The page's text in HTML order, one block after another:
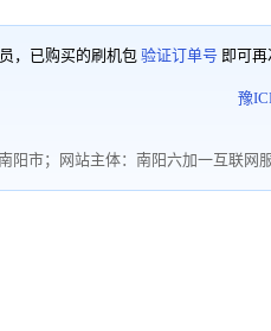
，已购买的刷机包 验证订单号 即可
豫
阳市；网站主体：南阳六加一互联